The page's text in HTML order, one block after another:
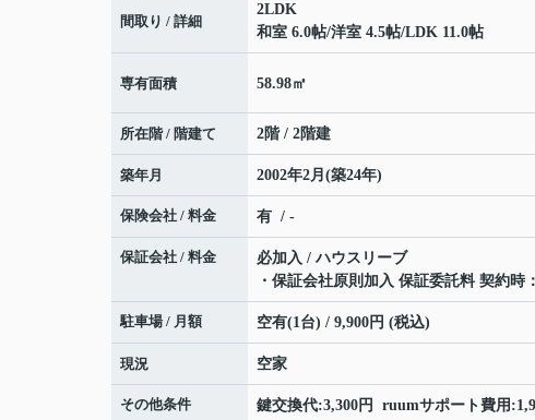
間取り / 詳細
2LDK
和室 6.0帖/洋室 4.5帖/LDK 11.0帖
専有面積 58.98㎡
所在階 / 階建て 2階 / 2階建
築年月 2002年2月(築24年)
保険会社 / 料金 有 / -
保証会社 / 料金
必加入 / ハウスリーブ
・保証会社原則加入 保証委託料 契約時
駐車場 / 月額 空有(1台) / 9,900円 (税込)
現況 空家
その他条件 鍵交換代:3,300円 ruumサポート費用